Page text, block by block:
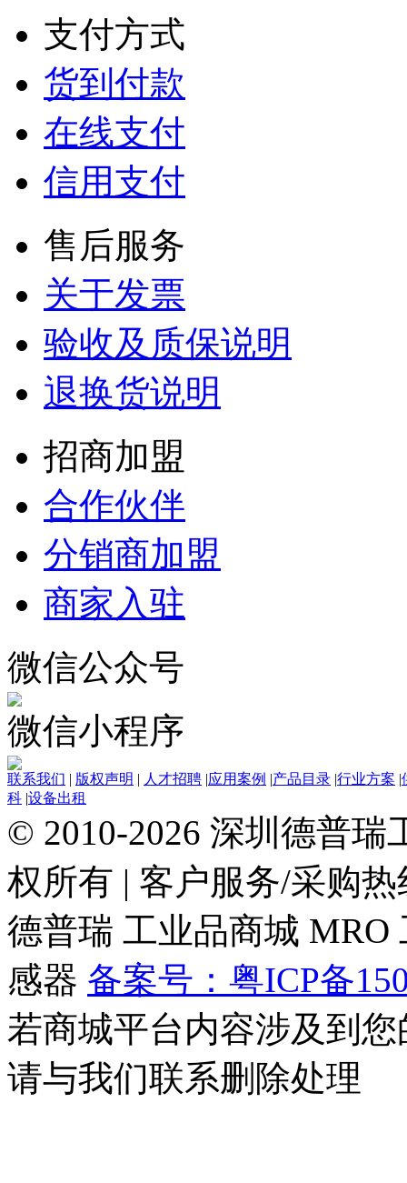
支付方式
货到付款
在线支付
信用支付
售后服务
关于发票
验收及质保说明
退换货说明
招商加盟
合作伙伴
分销商加盟
商家入驻
微信公众号
微信小程序
联系我们 | 版权声明 | 人才招聘 |应用案例 |产品目录 |行业方案 |
科 |设备出租
© 2010-2026 深圳德普瑞
权所有 | 客户服务/采购热
德普瑞 工业品商城 MRO
感器 备案号：粤ICP备
若商城平台内容涉及到
请与我们联系删除处理